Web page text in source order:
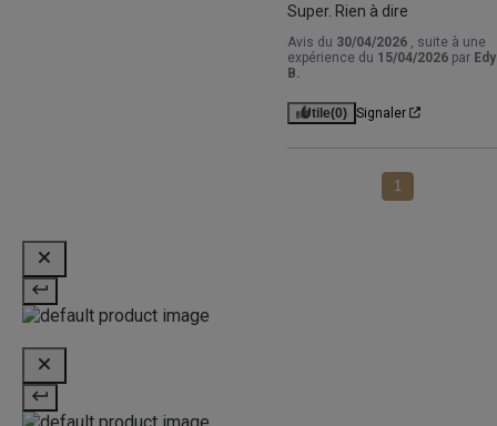
Super. Rien à dire
Avis du 30/04/2026
, suite à une
expérience du 15/04/2026 par Edy
B.
Utile(0) Signaler
1